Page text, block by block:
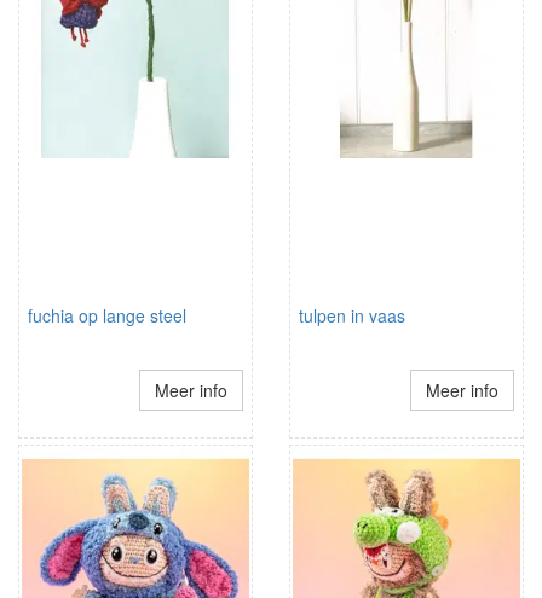
fuchia op lange steel
Meer info
tulpen in vaas
Meer info